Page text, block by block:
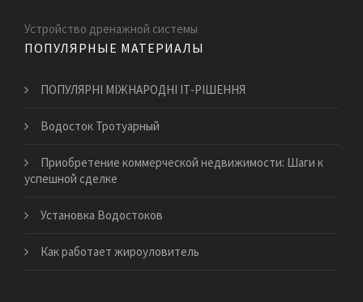
Устройство дренажной системы
ПОПУЛЯРНЫЕ МАТЕРИАЛЫ
ПОПУЛЯРНІ МІЖНАРОДНІ ІТ-РІШЕННЯ
Водосток Тротуарный
Приобретение коммерческой недвижимости: Шаги к
успешной сделке
Установка Водостоков
Как работает жироуловитель